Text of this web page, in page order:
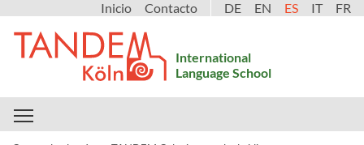
Inicio Contacto DE EN ES IT FR
International
Language School